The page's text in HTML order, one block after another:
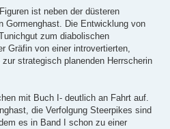
ist neben der düsteren
Gormenghast. Die Entwicklung von
zum diabolischen
Gräfin von einer introvertierten,
strategisch planenden Herrscherin
mit Buch I- deutlich an Fahrt auf.
die Verfolgung Steerpikes sind
es in Band I schon zu einer